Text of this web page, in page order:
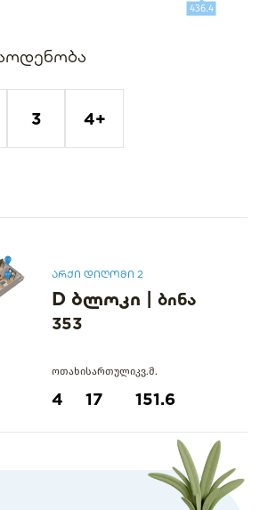
436.4
3 4+
არქი დიღომი 2
D ბლოკი | ბინა
353
ოთახი
4
სართული
17
კვ.მ.
151.6